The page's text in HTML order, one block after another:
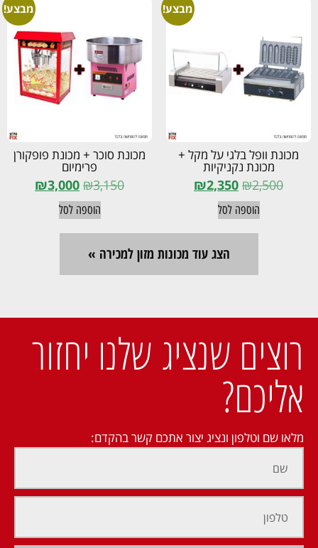
מבצע!
מכונת וופל בלגי על מקל +
מכונת נקניקיות
₪2,500
₪2,350
הוספה לסל
מבצע!
מכונת סוכר + מכונת פופקורן
פרימיום
₪3,150
₪3,000
הוספה לסל
הצג עוד מכונות מזון למכירה »
רוצים שנציג שלנו יחזור
אליכם?
מלאו שם וטלפון ונציג יצור אתכם קשר בהקדם: